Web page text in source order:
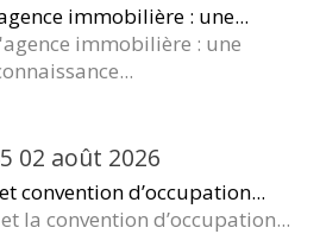
immobilière : une...
immobilière : une
02 août 2026
convention d’occupation...
la convention d’occupation...